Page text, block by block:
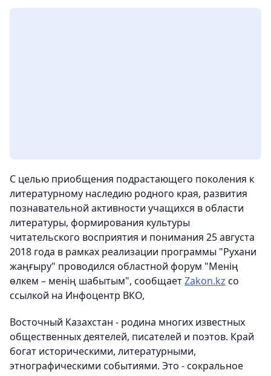
С целью приобщения подрастающего поколения к
литературному наследию родного края, развития
познавательной активности учащихся в области
литературы, формирования культуры
читательского восприятия и понимания 25 августа
2018 года в рамках реализации программы "Рухани
жаңғыру" проводился областной форум "Менің
өлкем – менің шабытым", сообщаетZakon.kz со
ссылкой на Инфоцентр ВКО,
Восточный Казахстан - родина многих известных
общественных деятелей, писателей и поэтов. Край
богат историческими, литературными,
этнографическими событиями. Это - сокральное